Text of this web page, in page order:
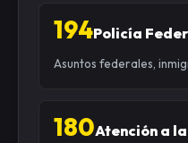
194Policía
Asuntos federales,
180Atención a